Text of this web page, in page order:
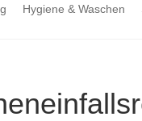
Hygiene & Waschen